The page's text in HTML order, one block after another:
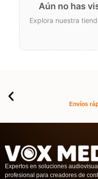
Aún no has
Explora nuestra
Envíos
Expertos en soluciones
profesional para creadores de